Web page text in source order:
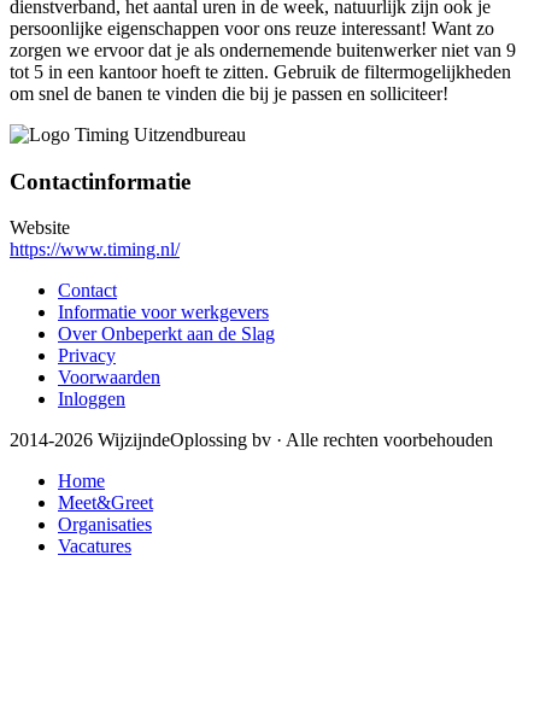
dienstverband, het aantal uren in de week, natuurlijk zijn ook je
persoonlijke eigenschappen voor ons reuze interessant! Want zo
zorgen we ervoor dat je als ondernemende buitenwerker niet van 9
tot 5 in een kantoor hoeft te zitten. Gebruik de filtermogelijkheden
om snel de banen te vinden die bij je passen en solliciteer!
Contactinformatie
Website
https://www.timing.nl/
Contact
Informatie voor werkgevers
Over Onbeperkt aan de Slag
Privacy
Voorwaarden
Inloggen
2014-2026 WijzijndeOplossing bv · Alle rechten voorbehouden
Home
Meet&Greet
Organisaties
Vacatures